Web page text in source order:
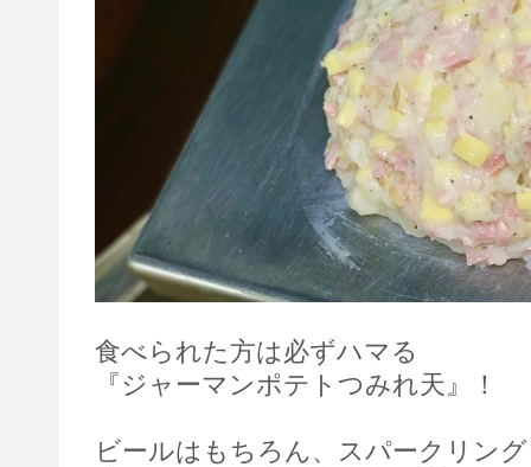
食べられた方は必ずハマる
『ジャーマンポテトつみれ天』！
ビールはもちろん、スパークリン